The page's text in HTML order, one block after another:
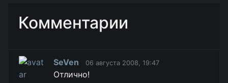
Комментарии
SeVen 06 августа 2008, 19:47
Отлично!